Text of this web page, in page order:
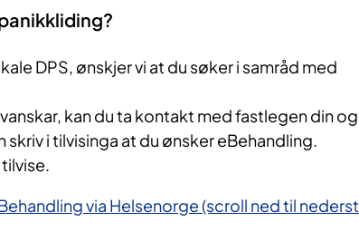
DPS, ønskjer vi at du søker i samråd med
kan du ta kontakt med fastlegen din og
i tilvisinga at du ønsker eBehandling.
via Helsenorge (scroll ned til nederst